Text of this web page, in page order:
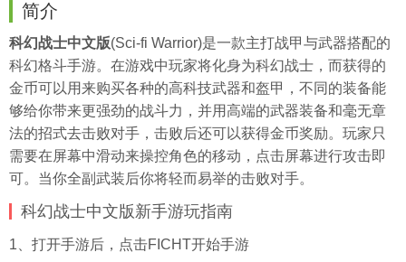
简介
科幻战士中文版(Sci-fi Warrior)是一款主打战甲与武器搭配的
科幻格斗手游。在游戏中玩家将化身为科幻战士，而获得的
金币可以用来购买各种的高科技武器和盔甲，不同的装备能
够给你带来更强劲的战斗力，并用高端的武器装备和毫无章
法的招式去击败对手，击败后还可以获得金币奖励。玩家只
需要在屏幕中滑动来操控角色的移动，点击屏幕进行攻击即
可。当你全副武装后你将轻而易举的击败对手。
科幻战士中文版新手游玩指南
1、打开手游后，点击FICHT开始手游